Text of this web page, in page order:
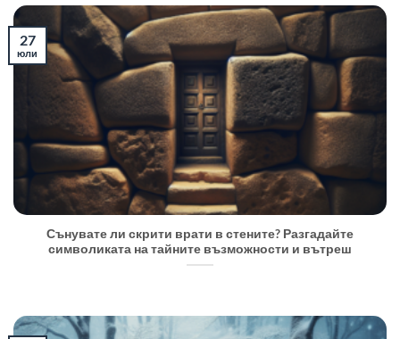
Сънувате ли скрити врати в стените? Разгадайте
символиката на тайните възможности и вътреш
27
юли